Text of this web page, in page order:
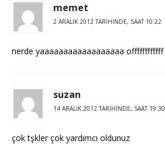
memet
2 ARALIK 2012 TARIHINDE, SAAT 10:22
nerde yaaaaaaaaaaaaaaaaaa offffffffffff
suzan
14 ARALIK 2012 TARIHINDE, SAAT 19:30
çok tşkler çok yardımcı oldunuz